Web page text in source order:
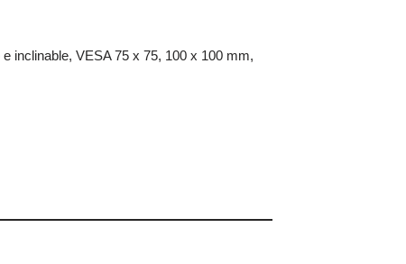
inclinable, VESA 75 x 75, 100 x 100 mm,